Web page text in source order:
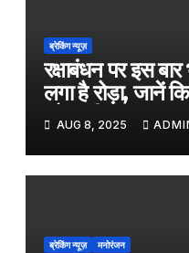
ब्रेकिंग न्यूज़
रक्षाबंधन पर इस
लगा है रोड़ा, जानें
को राखी
AUG 8, 2025
ब्रेकिंग न्यूज़ मनोरंजन